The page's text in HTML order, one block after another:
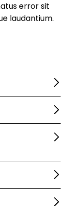
error sit
laudantium.